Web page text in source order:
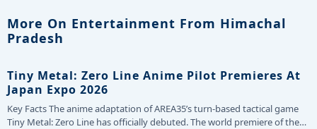
More On Entertainment From Himachal
Pradesh
Tiny Metal: Zero Line Anime Pilot Premieres At
Japan Expo 2026
Key Facts The anime adaptation of AREA35’s turn-based tactical game
Tiny Metal: Zero Line has officially debuted. The world premiere of the…